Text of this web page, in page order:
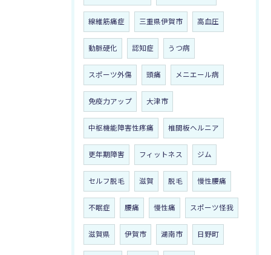
線維筋痛症 三重県伊賀市 高血圧
動脈硬化 認知症 うつ病
スポーツ外傷 頭痛 メニエール病
免疫力アップ 大津市
中枢機能障害性疼痛 椎間板ヘルニア
更年期障害 フィットネス ジム
セルフ脱毛 滋賀 脱毛 慢性腰痛
不眠症 腰痛 慢性痛 スポーツ怪我
滋賀県 伊賀市 湖南市 日野町